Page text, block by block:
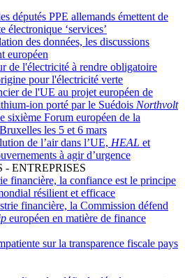
députés PPE allemands émettent de
électronique ‘services’
des données, les discussions
européen
de l'électricité à rendre obligatoire
pour l'électricité verte
de l'UE au projet européen de
ion porté par le Suédois Northvolt
sixième Forum européen de la
les 5 et 6 mars
de l’air dans l’UE, HEAL et
à agir d’urgence
ENTREPRISES
financière, la confiance est le principe
résilient et efficace
financière, la Commission défend
européen en matière de finance
sur la transparence fiscale pays